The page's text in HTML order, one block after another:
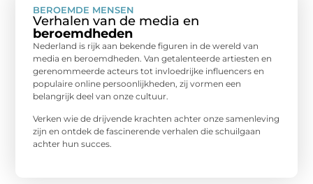
BEROEMDE MENSEN
Verhalen van de media en
beroemdheden
Nederland is rijk aan bekende figuren in de wereld van
media en beroemdheden. Van getalenteerde artiesten en
gerenommeerde acteurs tot invloedrijke influencers en
populaire online persoonlijkheden, zij vormen een
belangrijk deel van onze cultuur.
Verken wie de drijvende krachten achter onze samenleving
zijn en ontdek de fascinerende verhalen die schuilgaan
achter hun succes.